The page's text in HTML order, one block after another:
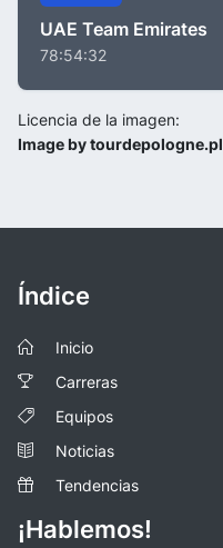
UAE Team Emirates
78:54:32
Licencia de la imagen:
Image by tourdepologne.pl
Índice
Inicio
Carreras
Equipos
Noticias
Tendencias
¡Hablemos!